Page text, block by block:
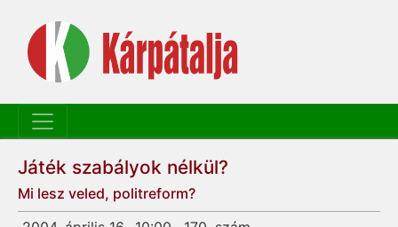
Játék szabályok nélkül?
Mi lesz veled, politreform?